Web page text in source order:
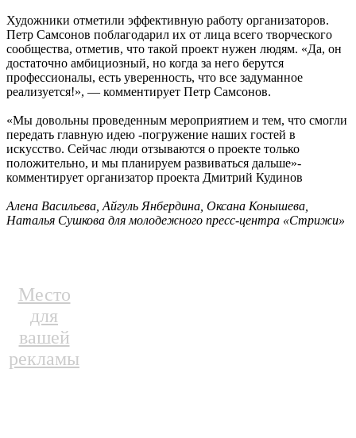
Художники отметили эффективную работу организаторов.
Петр Самсонов поблагодарил их от лица всего творческого
сообщества, отметив, что такой проект нужен людям. «Да, он
достаточно амбициозный, но когда за него берутся
профессионалы, есть уверенность, что все задуманное
реализуется!», — комментирует Петр Самсонов.
«Мы довольны проведенным мероприятием и тем, что смогли
передать главную идею -погружение наших гостей в
искусство. Сейчас люди отзываются о проекте только
положительно, и мы планируем развиваться дальше»-
комментирует организатор проекта Дмитрий Кудинов
Алена Васильева, Айгуль Янбердина, Оксана Конышева,
Наталья Сушкова для молодежного пресс-центра «Стрижи»
Место
для
вашей
рекламы